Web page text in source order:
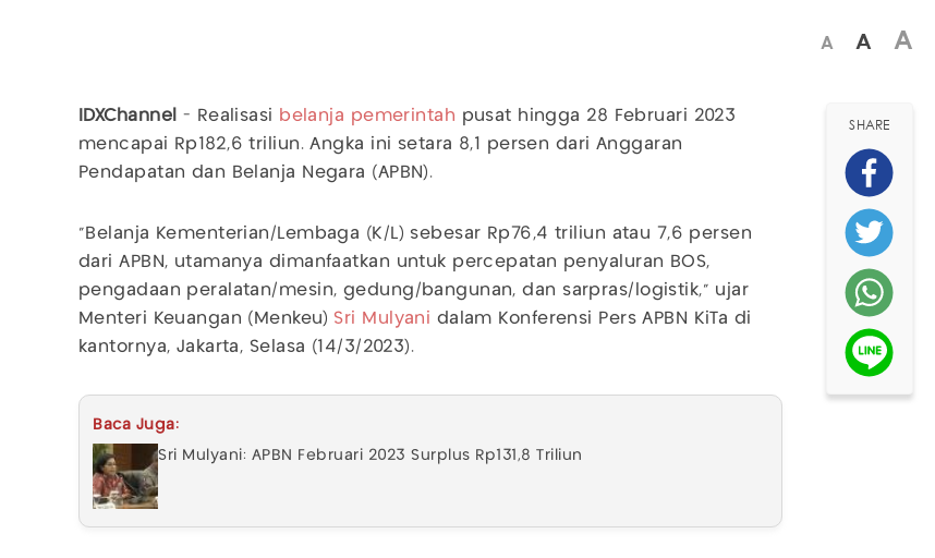
A A A
IDXChannel - Realisasi belanja pemerintah pusat hingga 28 Februari 2023
mencapai Rp182,6 triliun. Angka ini setara 8,1 persen dari Anggaran
Pendapatan dan Belanja Negara (APBN).
"Belanja Kementerian/Lembaga (K/L) sebesar Rp76,4 triliun atau 7,6 persen
dari APBN, utamanya dimanfaatkan untuk percepatan penyaluran BOS,
pengadaan peralatan/mesin, gedung/bangunan, dan sarpras/logistik," ujar
Menteri Keuangan (Menkeu) Sri Mulyani dalam Konferensi Pers APBN KiTa di
kantornya, Jakarta, Selasa (14/3/2023).
Baca Juga:
Sri Mulyani: APBN Februari 2023 Surplus Rp131,8 Triliun
SHARE